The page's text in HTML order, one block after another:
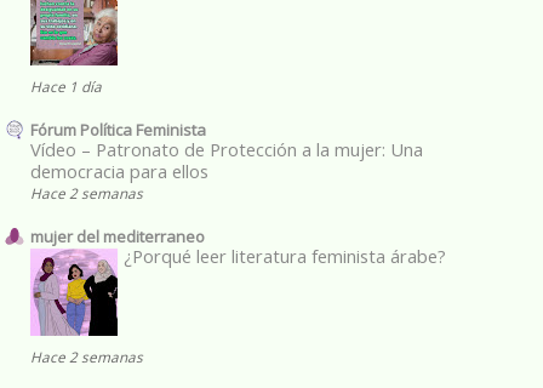
Hace 1 día
Fórum Política Feminista
Vídeo – Patronato de Protección a la mujer: Una
democracia para ellos
Hace 2 semanas
mujer del mediterraneo
¿Porqué leer literatura feminista árabe?
Hace 2 semanas